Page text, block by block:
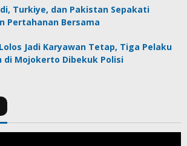
Turkiye, dan Pakistan Sepakati
Pertahanan Bersama
Jadi Karyawan Tetap, Tiga Pelaku
di Mojokerto Dibekuk Polisi